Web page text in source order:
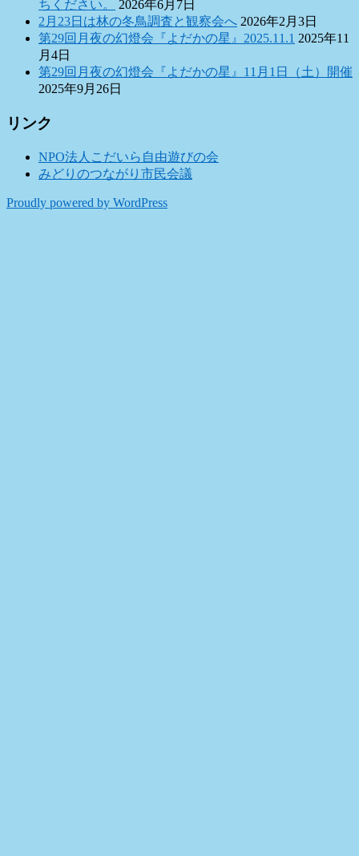
ちください。
2026年6月7日
2月23日は林の冬鳥調査と観察会へ 2026年2月3日
第29回月夜の幻燈会『よだかの星』2025.11.1 2025年11
月4日
第29回月夜の幻燈会『よだかの星』11月1日（土）開催
2025年9月26日
リンク
NPO法人こだいら自由遊びの会
みどりのつながり市民会議
Proudly powered by WordPress